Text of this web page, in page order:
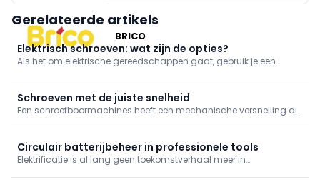
BRICO
Gerelateerde artikels
Elektrisch schroeven: wat zijn de opties?
Als het om elektrische gereedschappen gaat, gebruik je een
van pas komen.
Schroeven met de juiste snelheid
Een schroefboormachines heeft een mechanische versnelling die
Circulair batterijbeheer in professionele tools
Elektrificatie is al lang geen toekomstverhaal meer in